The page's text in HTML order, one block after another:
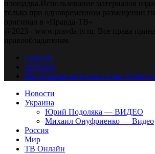
площадка.Использование материалов
только при одновременном размещении
оригинал в «Правда-ТВ»
@2023 - www.pravda-tv.ru. Все права
правообладателям.
Главная
Авторам
Владельцам авторских прав.
Новости
Украина
Юрий Подоляка — ВИДЕО
Михаил Онуфриенко — Видео
Россия
Мир
ТВ Онлайн